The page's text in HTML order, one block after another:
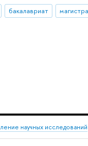
бакалавриат
научных исследований